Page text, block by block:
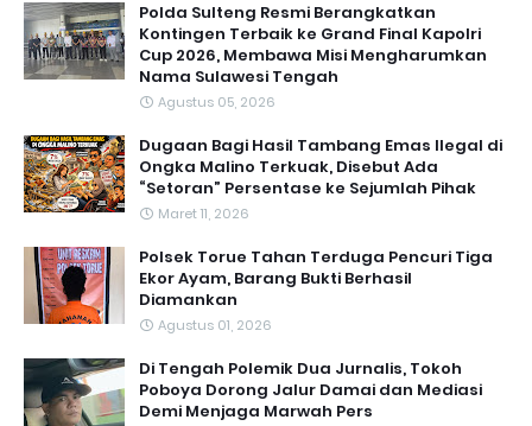
Polda Sulteng Resmi Berangkatkan
Kontingen Terbaik ke Grand Final Kapolri
Cup 2026, Membawa Misi Mengharumkan
Nama Sulawesi Tengah
Agustus 05, 2026
Dugaan Bagi Hasil Tambang Emas Ilegal di
Ongka Malino Terkuak, Disebut Ada
“Setoran” Persentase ke Sejumlah Pihak
Maret 11, 2026
Polsek Torue Tahan Terduga Pencuri Tiga
Ekor Ayam, Barang Bukti Berhasil
Diamankan
Agustus 01, 2026
Di Tengah Polemik Dua Jurnalis, Tokoh
Poboya Dorong Jalur Damai dan Mediasi
Demi Menjaga Marwah Pers